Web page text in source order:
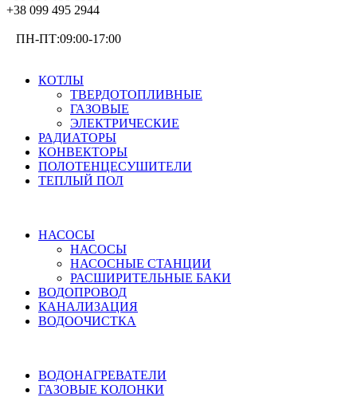
+38 099 495 2944
ПН-ПТ:09:00-17:00
КОТЛЫ
ТВЕРДОТОПЛИВНЫЕ
ГАЗОВЫЕ
ЭЛЕКТРИЧЕСКИЕ
РАДИАТОРЫ
КОНВЕКТОРЫ
ПОЛОТЕНЦЕСУШИТЕЛИ
ТЕПЛЫЙ ПОЛ
НАСОСЫ
НАСОСЫ
НАСОСНЫЕ СТАНЦИИ
РАСШИРИТЕЛЬНЫЕ БАКИ
ВОДОПРОВОД
КАНАЛИЗАЦИЯ
ВОДООЧИСТКА
ВОДОНАГРЕВАТЕЛИ
ГАЗОВЫЕ КОЛОНКИ